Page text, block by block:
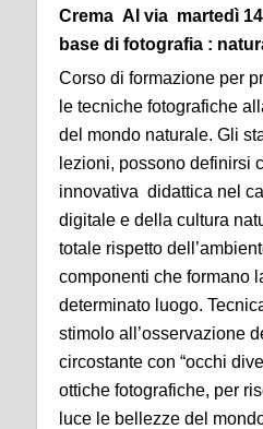
Crema Al via martedì
base di fotografia :
Corso di formazione per
le tecniche fotografiche
del mondo naturale. Gli
lezioni, possono definirsi
innovativa didattica nel
digitale e della cultura
totale rispetto
componenti che formano
determinato luogo.
stimolo all’osservazione
circostante con “occhi
ottiche fotografiche, per
luce le bellezze del